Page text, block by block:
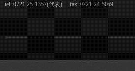
tel: 0721-25-1357(代表) fax: 0721-24-5059